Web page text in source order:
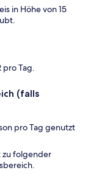
in Höhe von 15
pro Tag.
(falls
pro Tag genutzt
zu folgender